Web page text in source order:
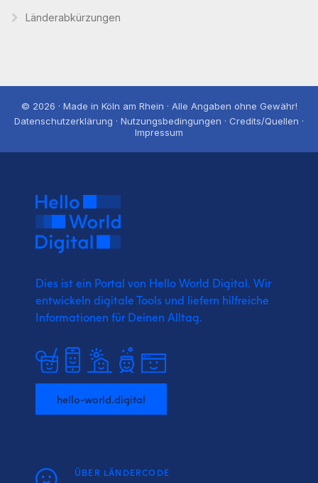
Länderabkürzungen
© 2026 · Made in Köln am Rhein · Alle Angaben ohne Gewähr!
Datenschutzerklärung · Nutzungsbedingungen · Credits/Quellen ·
Impressum
Dies ist ein Portal von Hello World Digital. Wir
entwickeln digitale Tools und liefern hilfreiche
Informationen für Deinen Alltag.
hello-world.digital
ÜBER LÄNDERCODE